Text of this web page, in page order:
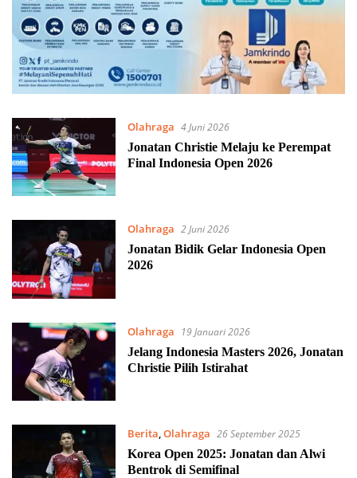
Olahraga 4 Juni 2026
Jonatan Christie Melaju ke Perempat
Final Indonesia Open 2026
Olahraga 2 Juni 2026
Jonatan Bidik Gelar Indonesia Open
2026
Olahraga
19 Januari 2026
Jelang Indonesia Masters 2026, Jonatan
Christie Pilih Istirahat
Berita,Olahraga 26 September 2025
Korea Open 2025: Jonatan dan Alwi
Bentrok di Semifinal